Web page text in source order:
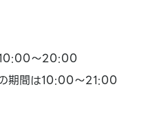
～20:00
期間は10:00～21:00